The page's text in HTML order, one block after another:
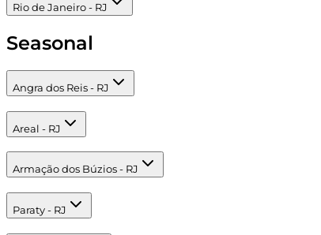
Rio de Janeiro - RJ
Seasonal
Angra dos Reis - RJ
Areal - RJ
Armação dos Búzios - RJ
Paraty - RJ